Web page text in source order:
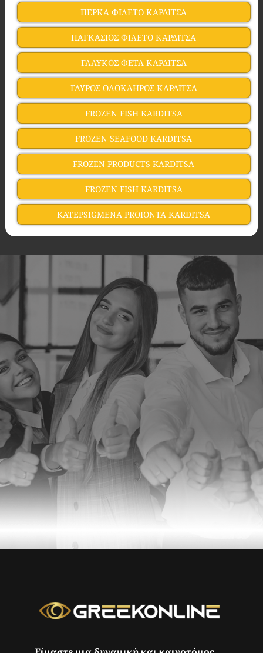
ΠΕΡΚΑ ΦΙΛΕΤΟ ΚΑΡΔΙΤΣΑ
ΠΑΓΚΑΣΙΟΣ ΦΙΛΕΤΟ ΚΑΡΔΙΤΣΑ
ΓΛΑΥΚΟΣ ΦΕΤΑ ΚΑΡΔΙΤΣΑ
ΓΑΥΡΟΣ ΟΛΟΚΛΗΡΟΣ ΚΑΡΔΙΤΣΑ
FROZEN FISH KARDITSA
FROZEN SEAFOOD KARDITSA
FROZEN PRODUCTS KARDITSA
FROZEN FISH KARDITSA
KATEPSIGMENA PROIONTA KARDITSA